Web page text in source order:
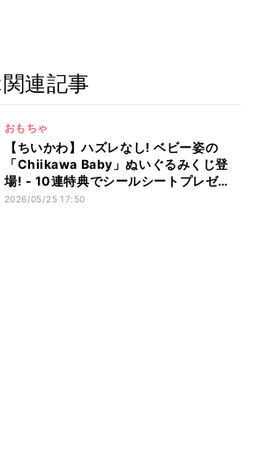
連記事
おもちゃ
【ちいかわ】ハズレなし! ベビー姿の
「Chiikawa Baby」ぬいぐるみくじ登
場! - 10連特典でシールシートプレゼン
ト
2026/05/25 17:50